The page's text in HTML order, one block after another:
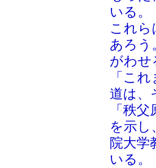
いる。
これら
あろう
がわせ
「こ
道は、
「秩
を示し
院大学
いる。